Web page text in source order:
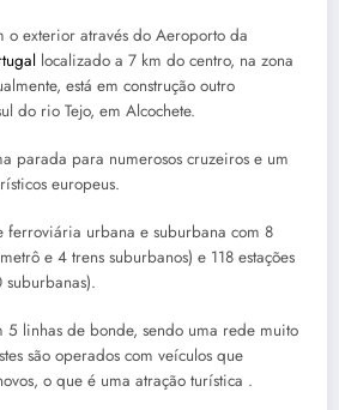
o exterior através do Aeroporto da
localizado a 7 km do centro, na zona
está em construção outro
do rio Tejo, em Alcochete.
parada para numerosos cruzeiros e um
europeus.
urbana e suburbana com 8
e 4 trens suburbanos) e 118 estações
5 linhas de bonde, sendo uma rede muito
são operados com veículos que
o que é uma atração turística .